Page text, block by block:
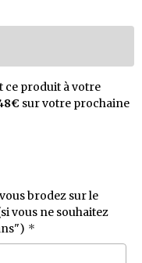
ce produit à votre
sur votre prochaine
brodez sur le
vous ne souhaitez